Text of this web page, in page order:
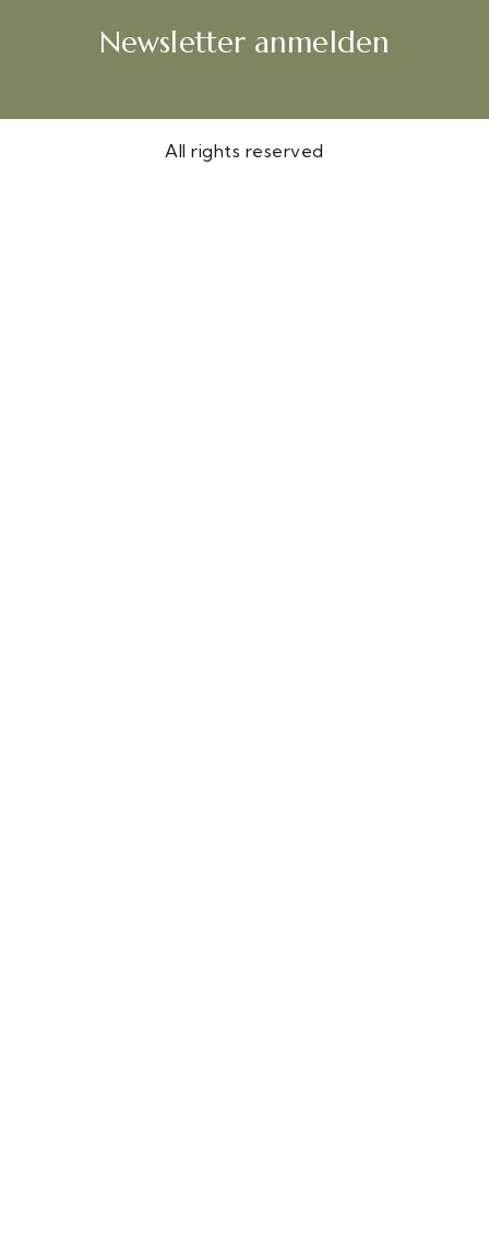
Newsletter anmelden
All rights reserved